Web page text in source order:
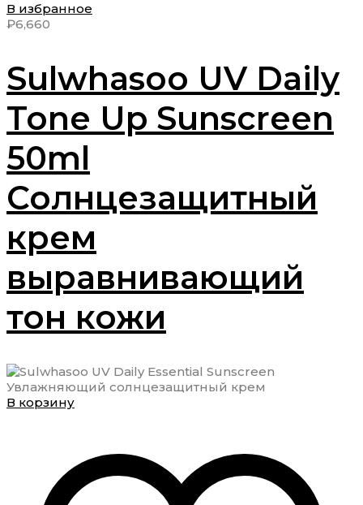
В избранное
₽6,660
Sulwhasoo UV Daily
Tone Up Sunscreen
50ml
Солнцезащитный
крем
выравнивающий
тон кожи
В корзину